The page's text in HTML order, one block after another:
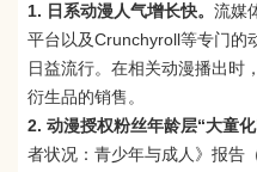
1. 日系动漫人气增长快。 流媒
平台以及Crunchyroll等专门的
日益流行。在相关动漫播出时
衍生品的销售。
2. 动漫授权粉丝年龄层“大童化
者状况：青少年与成人》报告